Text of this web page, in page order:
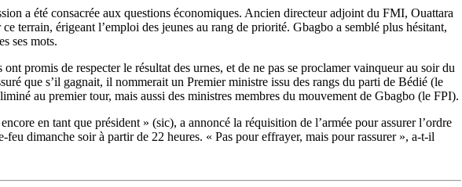
a été consacrée aux questions économiques. Ancien directeur adjoint du FMI, Ouattara
ce terrain, érigeant l’emploi des jeunes au rang de priorité. Gbagbo a semblé plus hésitant,
ses mots.
promis de respecter le résultat des urnes, et de ne pas se proclamer vainqueur au soir du
que s’il gagnait, il nommerait un Premier ministre issu des rangs du parti de Bédié (le
au premier tour, mais aussi des ministres membres du mouvement de Gbagbo (le FPI).
en tant que président » (sic), a annoncé la réquisition de l’armée pour assurer l’ordre
feu dimanche soir à partir de 22 heures. « Pas pour effrayer, mais pour rassurer », a-t-il